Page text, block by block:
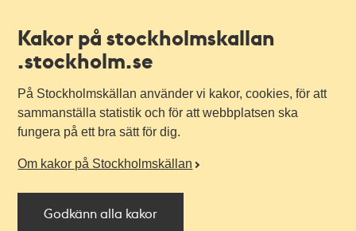
Kakor på stockholmskallan
.stockholm.se
På Stockholmskällan använder vi kakor, cookies, för att
sammanställa statistik och för att webbplatsen ska
fungera på ett bra sätt för dig.
Om kakor på Stockholmskällan
Godkänn alla kakor